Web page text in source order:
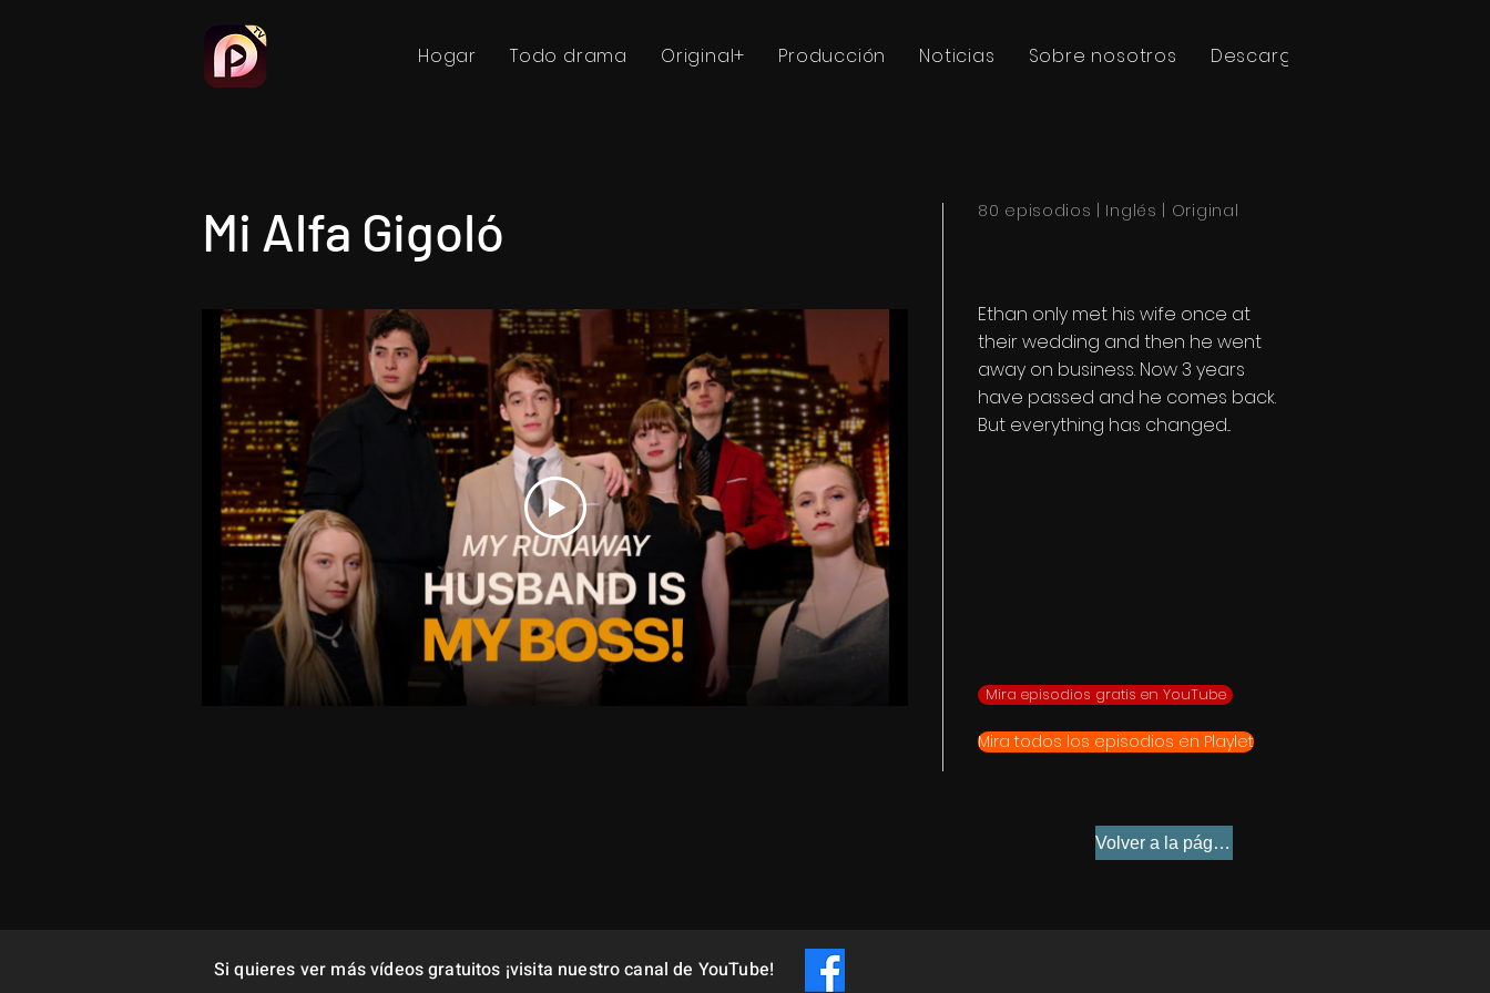
Hogar Todo drama Original+ Producción Noticias Sobre nosotros Descargar
Mi Alfa Gigoló 80 episodios | Inglés | Original
Ethan only met his wife once at
their wedding and then he went
away on business. Now 3 years
have passed and he comes back.
But everything has changed...
Mira episodios gratis en YouTube
Mira todos los episodios en Playlet
Volver a la página de inicio
Si quieres ver más vídeos gratuitos ¡visita nuestro canal de YouTube!